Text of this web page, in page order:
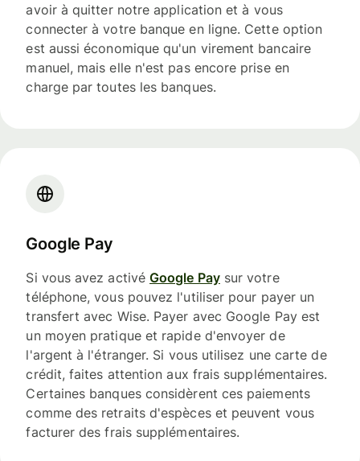
avoir à quitter notre application et à vous
connecter à votre banque en ligne. Cette option
est aussi économique qu'un virement bancaire
manuel, mais elle n'est pas encore prise en
charge par toutes les banques.
Google Pay
Si vous avez activéGoogle Paysur votre
téléphone, vous pouvez l'utiliser pour payer un
transfert avec Wise. Payer avec Google Pay est
un moyen pratique et rapide d'envoyer de
l'argent à l'étranger. Si vous utilisez une carte de
crédit, faites attention aux frais supplémentaires.
Certaines banques considèrent ces paiements
comme des retraits d'espèces et peuvent vous
facturer des frais supplémentaires.